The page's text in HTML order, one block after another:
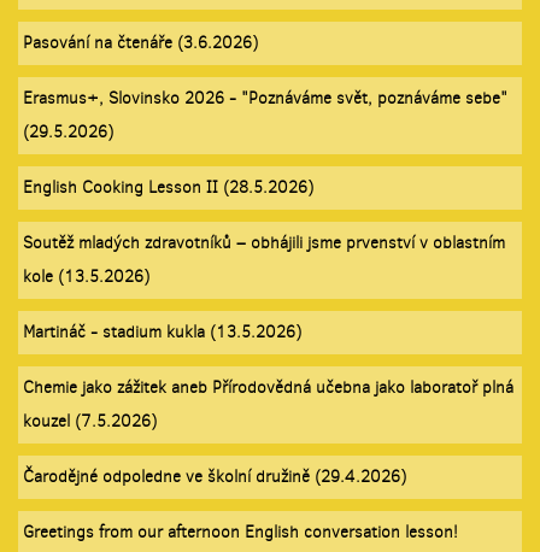
Pasování na čtenáře (3.6.2026)
Erasmus+, Slovinsko 2026 - "Poznáváme svět, poznáváme sebe"
(29.5.2026)
English Cooking Lesson II (28.5.2026)
Soutěž mladých zdravotníků – obhájili jsme prvenství v oblastním
kole (13.5.2026)
Martináč - stadium kukla (13.5.2026)
Chemie jako zážitek aneb Přírodovědná učebna jako laboratoř plná
kouzel (7.5.2026)
Čarodějné odpoledne ve školní družině (29.4.2026)
Greetings from our afternoon English conversation lesson!